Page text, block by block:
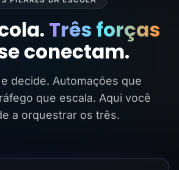
Três forças
conectam.
decide. Automações que
que escala. Aqui você
a orquestrar os três.